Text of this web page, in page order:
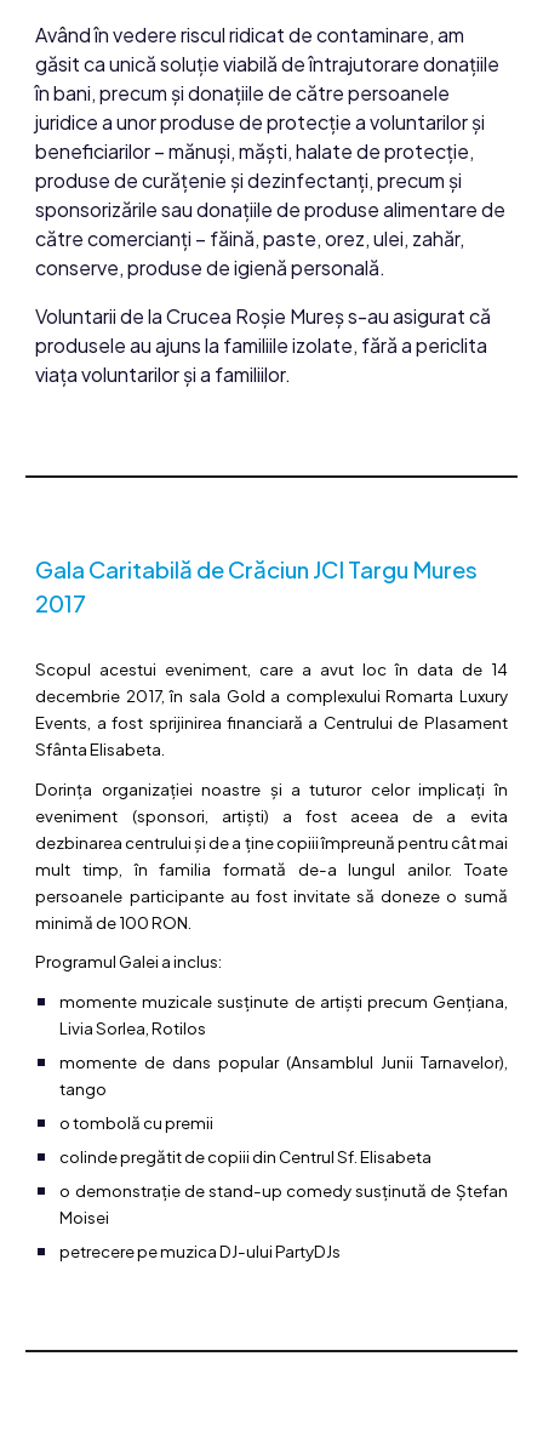
Având în vedere riscul ridicat de contaminare, am
găsit ca unică soluție viabilă de întrajutorare donațiile
în bani, precum și donațiile de către persoanele
juridice a unor produse de protecție a voluntarilor și
beneficiarilor – mănuși, măști, halate de protecție,
produse de curățenie și dezinfectanți, precum și
sponsorizările sau donațiile de produse alimentare de
către comercianți – făină, paste, orez, ulei, zahăr,
conserve, produse de igienă personală.
Voluntarii de la Crucea Roșie Mureș s-au asigurat că
produsele au ajuns la familiile izolate, fără a periclita
viața voluntarilor și a familiilor.
Gala Caritabilă de Crăciun JCI Targu Mures
2017
Scopul acestui eveniment, care a avut loc în data de 14
decembrie 2017, în sala Gold a complexului Romarta Luxury
Events, a fost sprijinirea financiară a Centrului de Plasament
Sfânta Elisabeta.
Dorința organizației noastre și a tuturor celor implicați în
eveniment (sponsori, artiști) a fost aceea de a evita
dezbinarea centrului și de a ține copiii împreună pentru cât mai
mult timp, în familia formată de-a lungul anilor. Toate
persoanele participante au fost invitate să doneze o sumă
minimă de 100 RON.
Programul Galei a inclus:
momente muzicale susținute de artiști precum Gențiana,
Livia Sorlea, Rotilos
momente de dans popular (Ansamblul Junii Tarnavelor),
tango
o tombolă cu premii
colinde pregătit de copiii din Centrul Sf. Elisabeta
o demonstrație de stand-up comedy susținută de Ștefan
Moisei
petrecere pe muzica DJ-ului PartyDJs